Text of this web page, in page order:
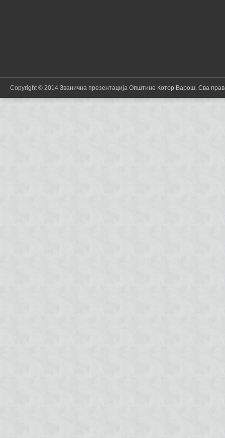
Copyright © 2014 Званична презентација Општине Котор Варош. Сва